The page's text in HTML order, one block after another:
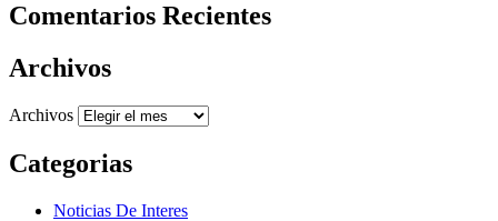
Comentarios Recientes
Archivos
Archivos
Categorias
Noticias De Interes